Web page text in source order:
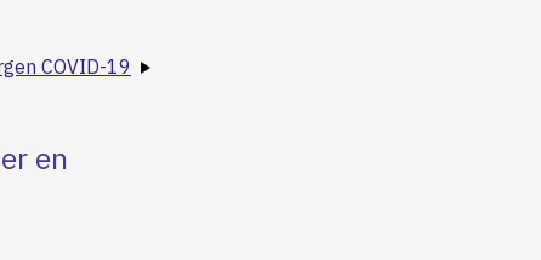
COVID-19
en